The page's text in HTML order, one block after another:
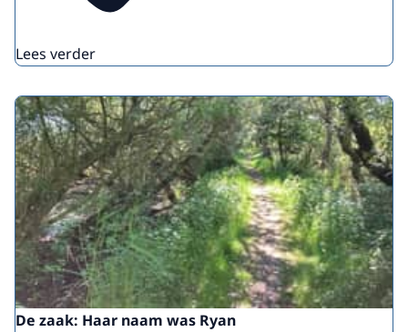
Lees verder
De zaak: Haar naam was Ryan